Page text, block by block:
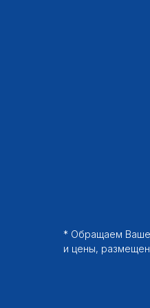
* Обращаем Ваше
и цены,